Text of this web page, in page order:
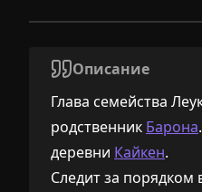
Описание
Глава семейства
родственник Барона
деревни Кайкен.
Следит за порядком